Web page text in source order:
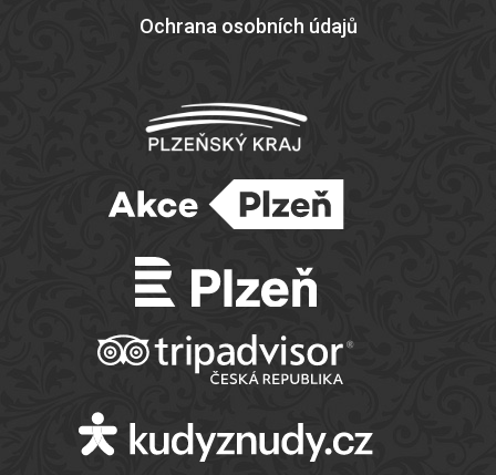
Ochrana osobních údajů